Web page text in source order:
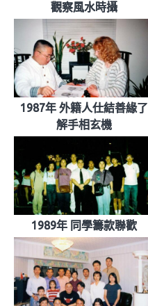
觀察風水時攝
1987年 外籍人仕結善緣了
解手相玄機
1989年 同學籌款聯歡